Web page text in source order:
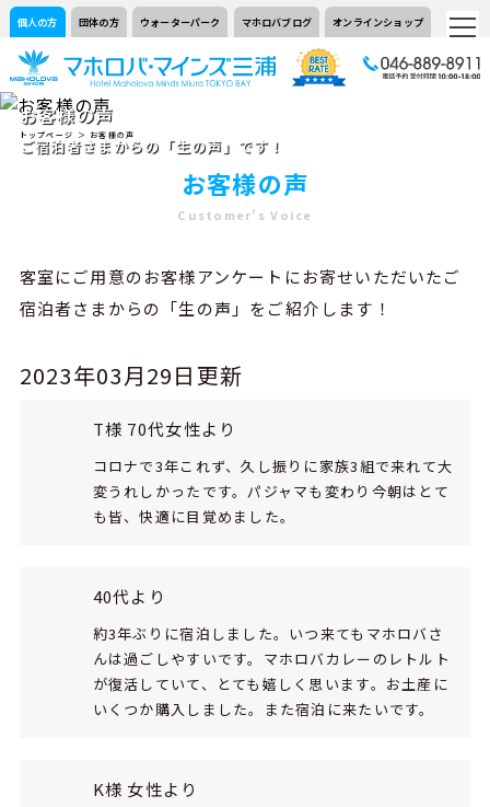
個人の方 団体の方 ウォーターパーク マホロバブログ オンラインショップ
お客様の声
ご宿泊者さまからの「生の声」です！
トップページ ＞ お客様の声
お客様の声
Customer's Voice
客室にご用意のお客様アンケートにお寄せいただいたご
宿泊者さまからの「生の声」をご紹介します！
2023年03月29日更新
T様 70代女性より
コロナで3年これず、久し振りに家族3組で来れて大
変うれしかったです。パジャマも変わり今朝はとて
も皆、快適に目覚めました。
40代より
約3年ぶりに宿泊しました。いつ来てもマホロバさ
んは過ごしやすいです。マホロバカレーのレトルト
が復活していて、とても嬉しく思います。お土産に
いくつか購入しました。また宿泊に来たいです。
K様 女性より